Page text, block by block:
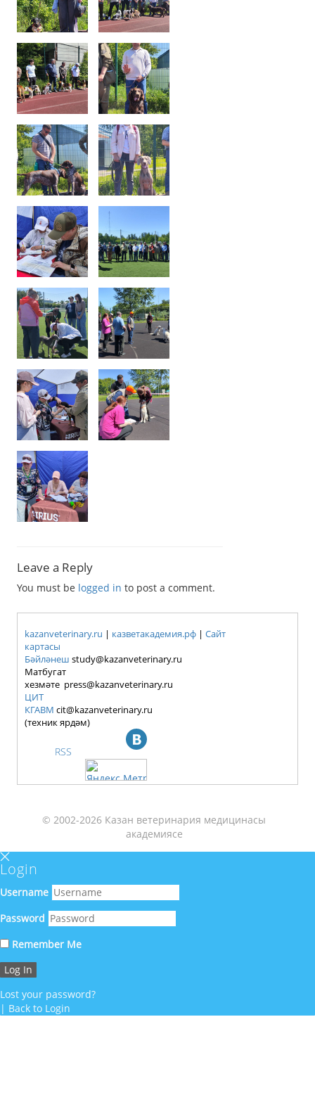
Leave a Reply
You must be logged in to post a comment.
kazanveterinary.ru | казветакадемия.рф | Сайт
картасы
Бәйләнеш study@kazanveterinary.ru
Матбугат
хезмәте press@kazanveterinary.ru
ЦИТ
КГАВМ cit@kazanveterinary.ru
(техник ярдәм)
RSS
© 2002-2026 Казан ветеринария медицинасы
академиясе
Login
Username
Password
Remember Me
Lost your password?
| Back to Login